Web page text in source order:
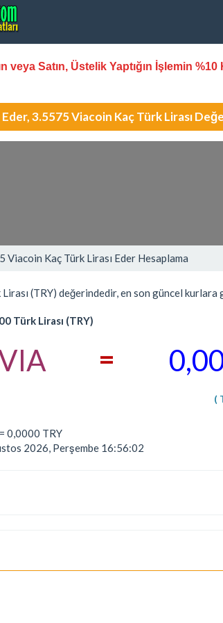
veya Satın, Üstelik Yaptığın İşlemin
3.5575 Viacoin Kaç Türk Lirası
Viacoin Kaç Türk Lirası Eder Hesaplama
(TRY) değerindedir, en son güncel
Türk Lirası (TRY)
=
(
0,0000 TRY
2026, Perşembe 16:56:02